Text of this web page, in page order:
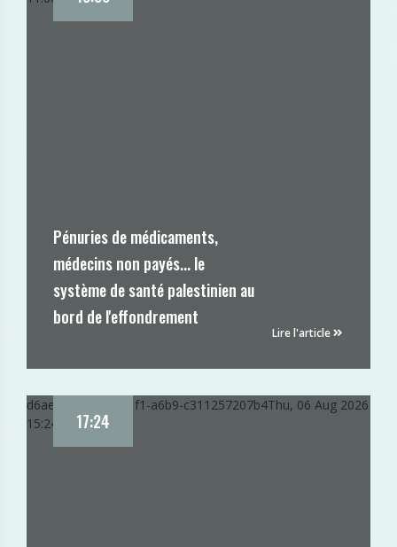
Pénuries de médicaments,
médecins non payés... le
système de santé palestinien au
bord de l'effondrement
Lire l'article
d6aed0a2-91aa-11f1-a6b9-c311257207b4Thu, 06 Aug 2026
15:24:05 GMT
17:24